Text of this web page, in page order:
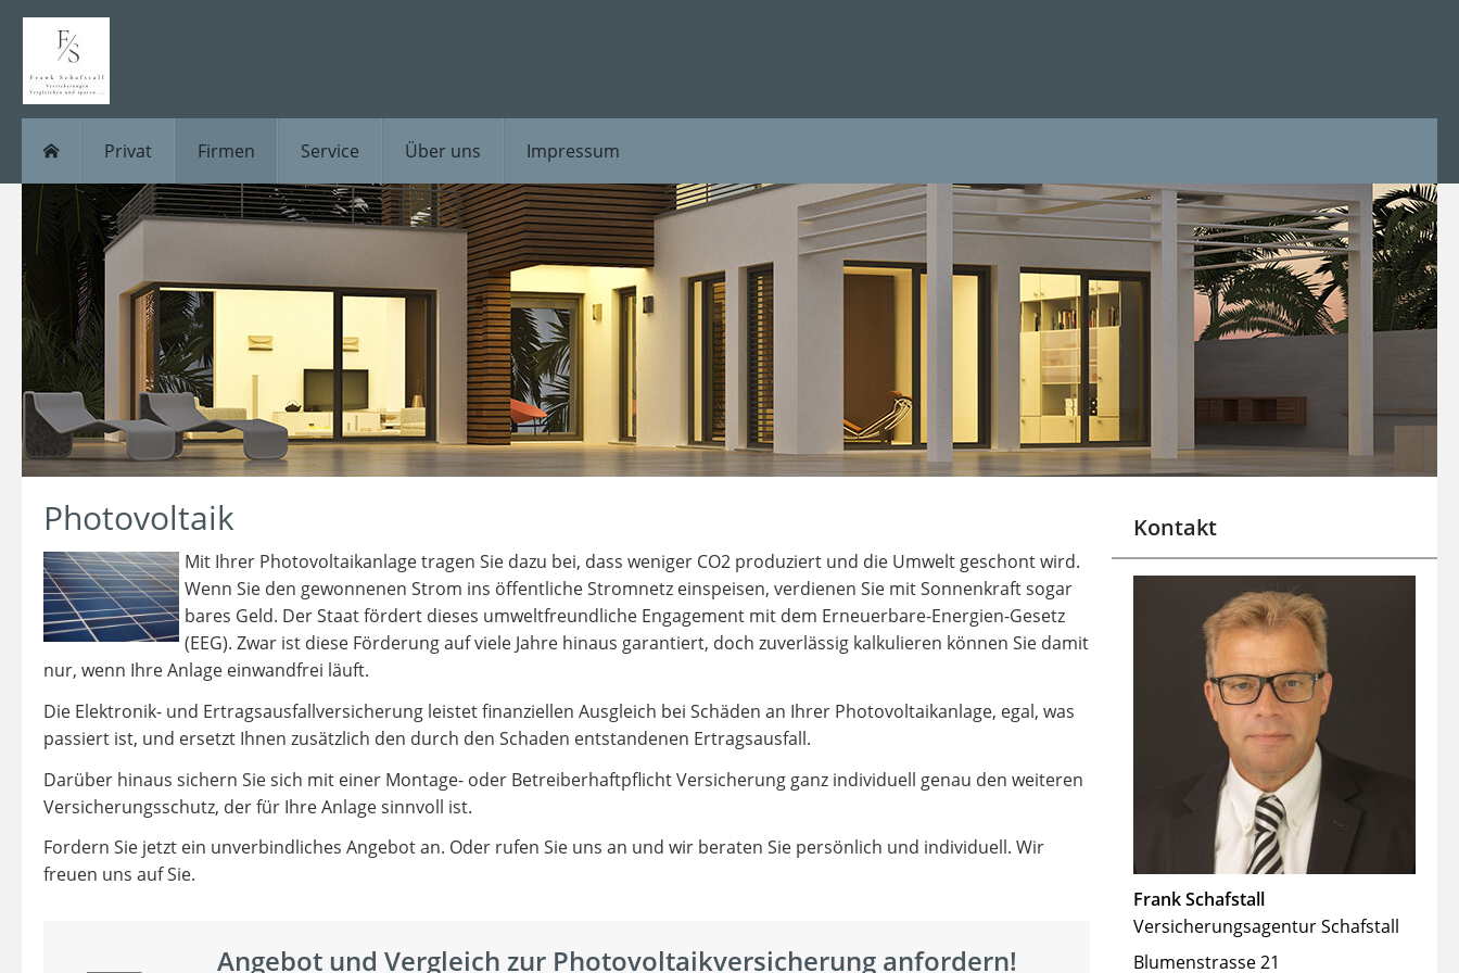
Privat Firmen Service Über uns Impressum
Kontakt
Frank Schafstall
Versicherungsagentur Schafstall
Blumenstrasse 21
Photovoltaik
Mit Ihrer Photovoltaikanlage tragen Sie dazu bei, dass weniger CO2 produziert und die Umwelt geschont wird.
Wenn Sie den gewonnenen Strom ins öffentliche Stromnetz einspeisen, verdienen Sie mit Sonnenkraft sogar
bares Geld. Der Staat fördert dieses umweltfreundliche Engagement mit dem Erneuerbare-Energien-Gesetz
(EEG). Zwar ist diese Förderung auf viele Jahre hinaus garantiert, doch zuverlässig kalkulieren können Sie damit
nur, wenn Ihre Anlage einwandfrei läuft.
Die Elektronik- und Ertragsausfallversicherung leistet finanziellen Ausgleich bei Schäden an Ihrer Photovoltaikanlage, egal, was
passiert ist, und ersetzt Ihnen zusätzlich den durch den Schaden entstandenen Ertragsausfall.
Darüber hinaus sichern Sie sich mit einer Montage- oder Betreiberhaftpflicht Versicherung ganz individuell genau den weiteren
Versicherungsschutz, der für Ihre Anlage sinnvoll ist.
Fordern Sie jetzt ein unverbindliches Angebot an. Oder rufen Sie uns an und wir beraten Sie persönlich und individuell. Wir
freuen uns auf Sie.
Angebot und Vergleich zur Photovoltaikversicherung anfordern!